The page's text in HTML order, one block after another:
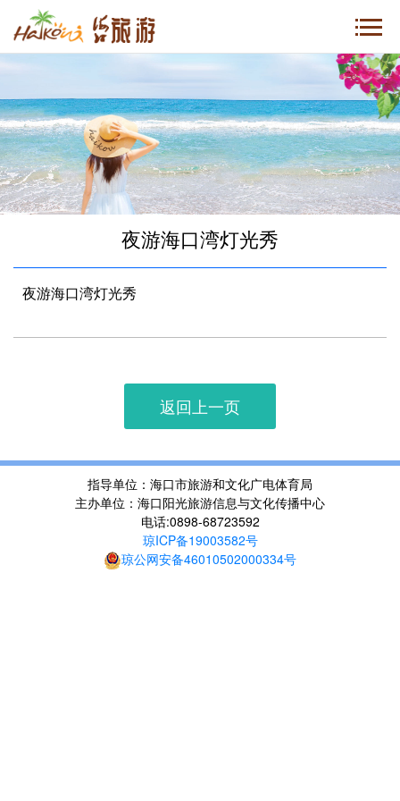
夜游海口湾灯光秀
夜游海口湾灯光秀
返回上一页
指导单位：海口市旅游和文化广电体育局
主办单位：海口阳光旅游信息与文化传播中心
电话:0898-68723592
琼ICP备19003582号
琼公网安备46010502000334号